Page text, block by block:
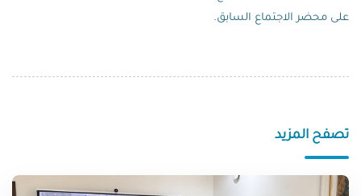
على محضر الاجتماع السابق.
تصفح المزيد